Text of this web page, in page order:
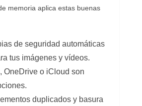
memoria aplica estas buenas
de seguridad automáticas
tus imágenes y vídeos.
OneDrive o iCloud son
duplicados y basura